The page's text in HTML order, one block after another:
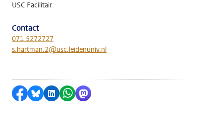
USC Facilitair
Contact
071 5272727
s.hartman.2@usc.leidenuniv.nl
Delen op Facebook
Delen via Bluesky
Delen op LinkedIn
Delen via WhatsApp
Delen via Mastodon